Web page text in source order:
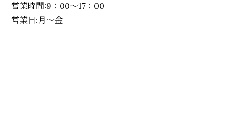
営業時間:9：00～17：00
営業日:月～金